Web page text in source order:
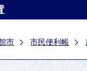
市 市民便利帳